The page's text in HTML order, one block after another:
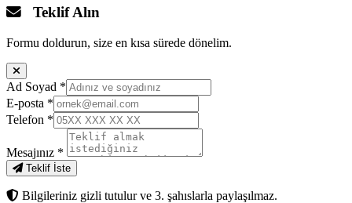
Teklif Alın
Formu doldurun, size en kısa sürede dönelim.
Ad Soyad *
E-posta *
Telefon *
Mesajınız *
Teklif İste
Bilgileriniz gizli tutulur ve 3. şahıslarla paylaşılmaz.